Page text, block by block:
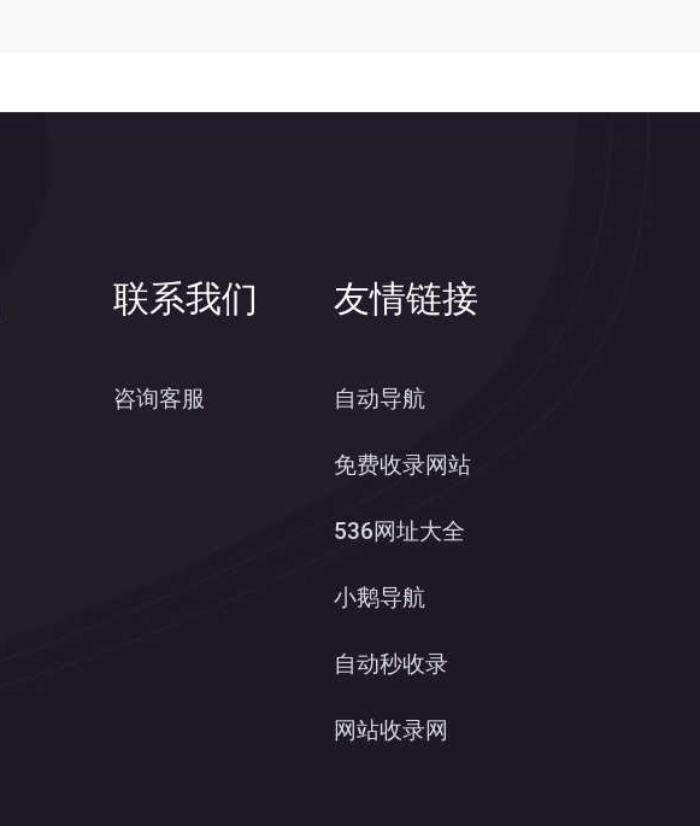
联系我们
咨询客服
友情链接
自动导航
免费收录网站
536网址大全
小鹅导航
自动秒收录
网站收录网